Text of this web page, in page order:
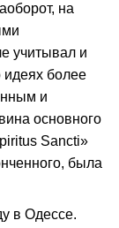
на
учитывал и
идеях более
и
основного
Sancti»
была
в Одессе.